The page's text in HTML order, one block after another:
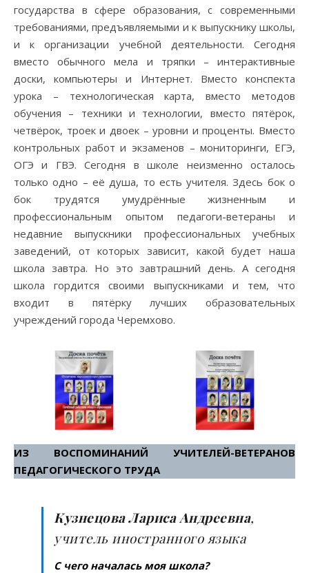
государства в сфере образования, с современными
требованиями, предъявляемыми и к выпускнику школы,
и к организации учебной деятельности. Сегодня
вместо обычного мела и тряпки – интерактивные
доски, компьютеры и Интернет. Вместо конспекта
урока – технологическая карта, вместо методов
обучения – техники и технологии, вместо пятёрок,
четвёрок, троек и двоек – уровни и проценты. Вместо
контрольных работ и экзаменов – мониторинги, ЕГЭ,
ОГЭ и ГВЭ. Сегодня в школе неизменно осталось
только одно – её душа, то есть учителя. Здесь бок о
бок трудятся умудрённые жизненным и
профессиональным опытом педагоги-ветераны и
недавние выпускники профессиональных учебных
заведений, от которых зависит, какой будет наша
школа завтра. Но это завтрашний день. А сегодня
школа гордится своими выпускниками и тем, что
входит в пятёрку лучших образовательных
учреждений города Черемхово.
ИЗ ВОСПОМИНАНИЙ УЧИТЕЛЕЙ-ВЕТЕРАНОВ
ПЕДАГОГИЧЕСКОГО ТРУДА
Кузнецова Лариса Андреевна,
учитель иностранного языка
С чего началась моя школа?